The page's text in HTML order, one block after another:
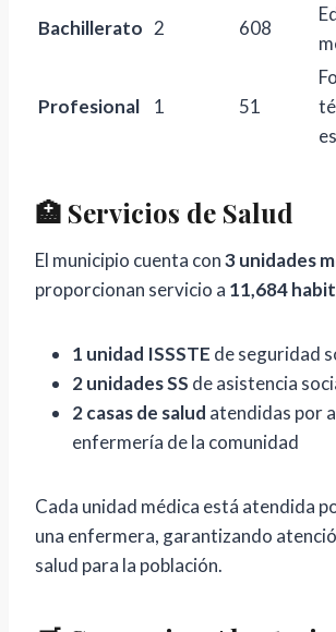
Bachillerato 2 608
Profesional 1 51
🏥 Servicios de Salud
El municipio cuenta con3 unidades
proporcionan servicio a 11,684
1 unidad ISSSTE de seguridad
2 unidades SS de asistencia
2 casas de salud atendidas por
enfermería de la comunidad
Cada unidad médica está atendida
una enfermera, garantizando
salud para la población.